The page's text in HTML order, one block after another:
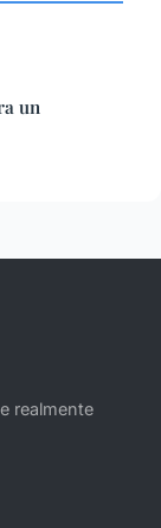
un
realmente